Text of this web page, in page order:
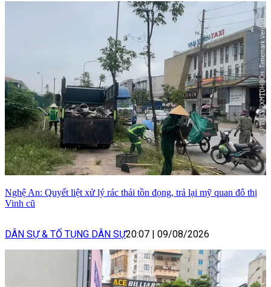
Nghệ An: Quyết liệt xử lý rác thải tồn đọng, trả lại mỹ quan đô thị
Vinh cũ
DÂN SỰ & TỐ TỤNG DÂN SỰ20:07 09/08/2026